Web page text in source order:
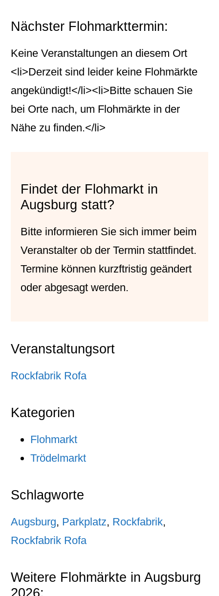
Nächster Flohmarkttermin:
Keine Veranstaltungen an diesem Ort
<li>Derzeit sind leider keine Flohmärkte
angekündigt!</li><li>Bitte schauen Sie
bei Orte nach, um Flohmärkte in der
Nähe zu finden.</li>
Findet der Flohmarkt in
Augsburg statt?
Bitte informieren Sie sich immer beim
Veranstalter ob der Termin stattfindet.
Termine können kurzftristig geändert
oder abgesagt werden.
Veranstaltungsort
Rockfabrik Rofa
Kategorien
Flohmarkt
Trödelmarkt
Schlagworte
Augsburg, Parkplatz, Rockfabrik,
Rockfabrik Rofa
Weitere Flohmärkte in Augsburg
2026: